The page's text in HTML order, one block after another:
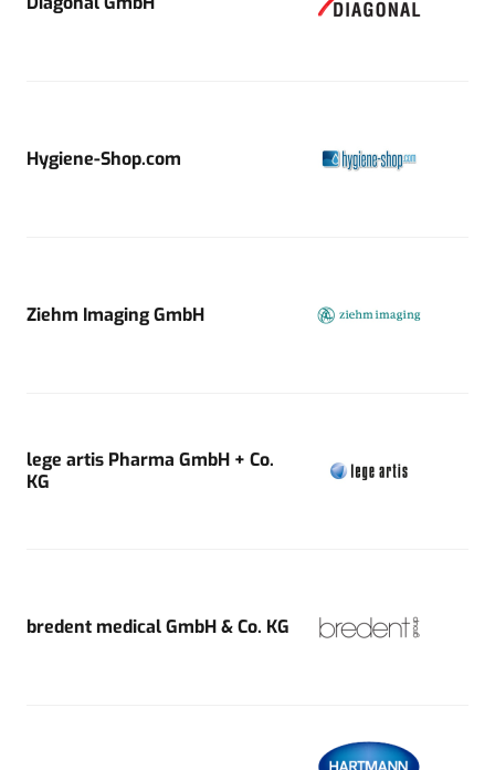
Hygiene-Shop.com
Ziehm Imaging GmbH
lege artis Pharma GmbH + Co.
KG
bredent medical GmbH & Co. KG